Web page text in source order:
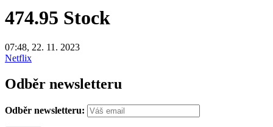
474.95 Stock
07:48, 22. 11. 2023
Netflix
Odběr newsletteru
Odběr newsletteru: